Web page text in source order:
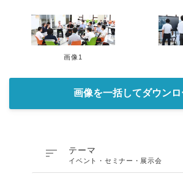
画像1
画像を一括してダウンロ
 テーマ
イベント・セミナー・展示会